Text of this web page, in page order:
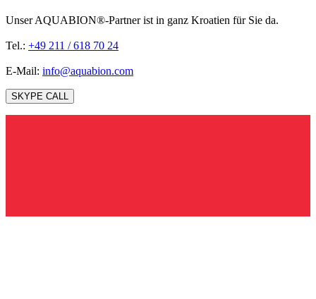
Unser AQUABION®-Partner ist in ganz Kroatien für Sie da.
Tel.: +49 211 / 618 70 24
E-Mail: info@aquabion.com
SKYPE CALL